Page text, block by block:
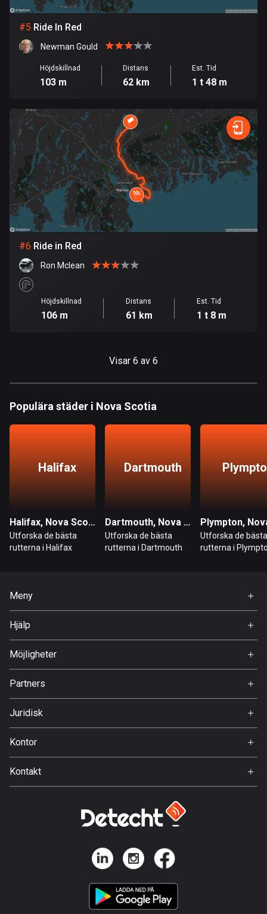
Costa Rica
Curaçao
Cypern
Danmark
21580 rutter
Djibouti
0 rutter
Dominikanska republiken
99 rutter
Ecuador
521 rutter
122 rutter
115 rutter
Elfenbenskusten
1 rutt
1154 rutter
Färöarna
13 rutter
Finland
3195 rutter
Förenade arabemiraten
#5 Ride In Red
Newman Gould
Höjdskillnad
103 m
Distans
62 km
Est. Tid
1 t 48 m
#6 Ride in Red
Ron Mclean
Höjdskillnad
106 m
Distans
61 km
Est. Tid
1 t 8 m
Visar 6 av 6
Populära städer i Nova Scotia
Halifax
Halifax, Nova Scotia
Utforska de bästa
rutterna i Halifax
Dartmouth
Dartmouth, Nova Scotia
Utforska de bästa
rutterna i Dartmouth
Utforska de bästa
rutterna i
Meny
Hem
Premium
Om Oss
Hjälp
FAQ
Möjligheter
Jobb
Partners
Svedea
Juridisk
Användarvillkor
Kontor
Gamla Almedalsvägen 19
412 63 Gothenburg
Kontakt
Support:
Affärsförfrågningar:
niklas@detecht.se